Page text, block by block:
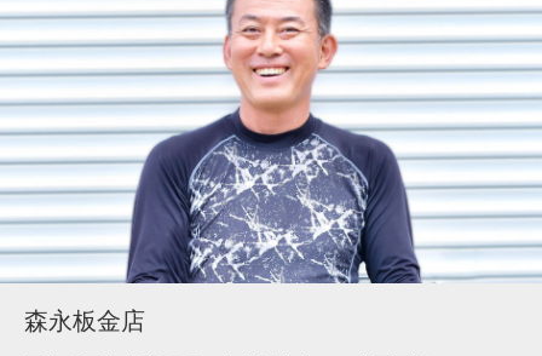
森永板金店